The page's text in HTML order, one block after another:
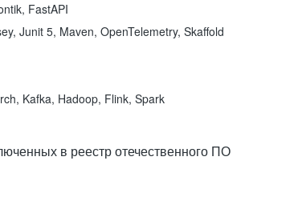
FastAPI
Junit 5, Maven, OpenTelemetry, Skaffold
Kafka, Hadoop, Flink, Spark
в реестр отечественного ПО